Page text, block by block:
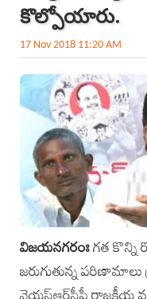
కొల్పోయారు.
17 Nov 2018 11:20 AM
విజయనగరంఃగత కొన్ని
జరుగుతున్న పరిణామాలు
వైయస్‌ఆర్‌సీపీ రాజకీయ